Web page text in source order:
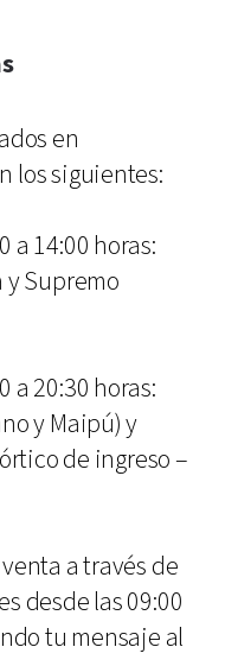
en
los siguientes:
a 14:00 horas:
y Supremo
a 20:30 horas:
y Maipú) y
de ingreso –
a través de
desde las 09:00
tu mensaje al